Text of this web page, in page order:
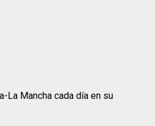
La Mancha cada día en su